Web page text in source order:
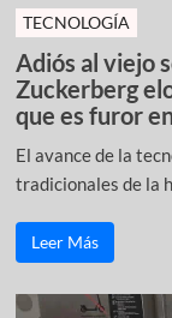
TECNOLOGÍA
Adiós al viejo
Zuckerberg
que es furor
El avance de la
tradicionales de la
Leer Más